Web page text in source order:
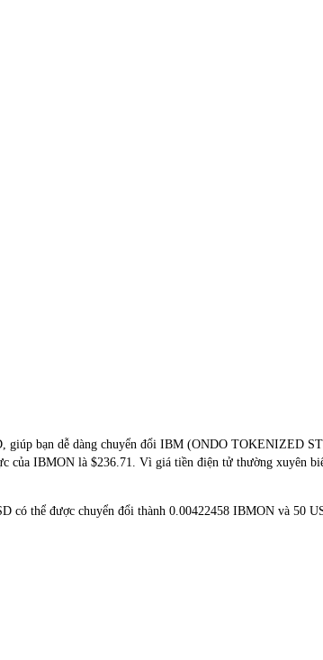
bạn dễ dàng chuyển đổi IBM (ONDO TOKENIZED
của IBMON là $236.71. Vì giá tiền điện tử thường xuyên
thể được chuyển đổi thành 0.00422458 IBMON và 50